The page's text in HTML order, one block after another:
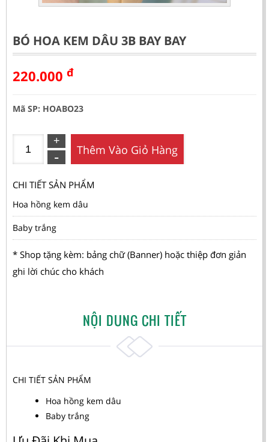
BÓ HOA KEM DÂU 3B BAY BAY
220.000 đ
Mã SP: HOABO23
Thêm Vào Giỏ Hàng
CHI TIẾT SẢN PHẨM
Hoa hồng kem dâu
Baby trắng
* Shop tặng kèm: bảng chữ (Banner) hoặc thiệp đơn giản
ghi lời chúc cho khách
NỘI DUNG CHI TIẾT
CHI TIẾT SẢN PHẨM
Hoa hồng kem dâu
Baby trắng